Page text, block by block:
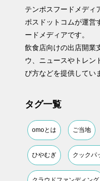
テンポスフードメディ
ポスドットコムが運営
ードメディアです。
飲食店向けの出店開業
ウ、ニュースやトレン
び方などを提供してい
タグ一覧
omoとは ご当地
ひやむぎ クックパ